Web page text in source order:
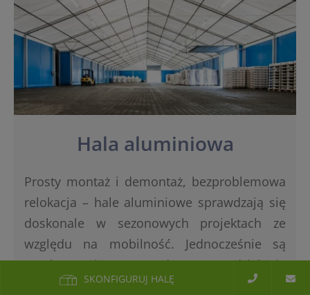
SKONFIGURUJ HALĘ
Hala aluminiowa
Prosty montaż i demontaż, bezproblemowa
relokacja – hale aluminiowe sprawdzają się
doskonale w sezonowych projektach ze
względu na mobilność. Jednocześnie są
trwałe, ponieważ są odporne na działanie
korozji.